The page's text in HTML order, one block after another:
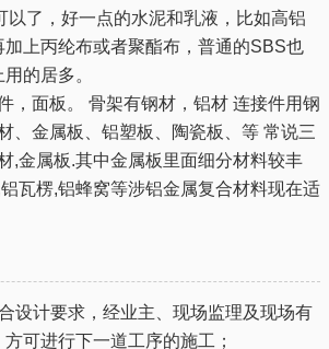
以了，好一点的水泥和乳液，比如高铝
上丙纶布或者聚酯布，普通的SBS也
的居多。
，面板。 骨架有钢材，铝材 连接件用钢
、金属板、铝塑板、陶瓷板、等 常说三
,金属板.其中金属板里面细分材料较丰
瓦楞,铝蜂窝等涉铝金属复合材料现在适
计要求，经业主、现场监理及现场有
可进行下一道工序的施工；